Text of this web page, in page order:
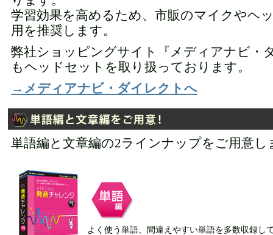
学習効果を高めるため、市販のマイクやヘ
用を推奨します。
弊社ショッピングサイト『メディアナビ・
もヘッドセットを取り扱っております。
→メディアナビ・ダイレクトへ
単語編と文章編の2ラインナップをご用意し
よく使う単語、間違えやすい単語を多数収録し